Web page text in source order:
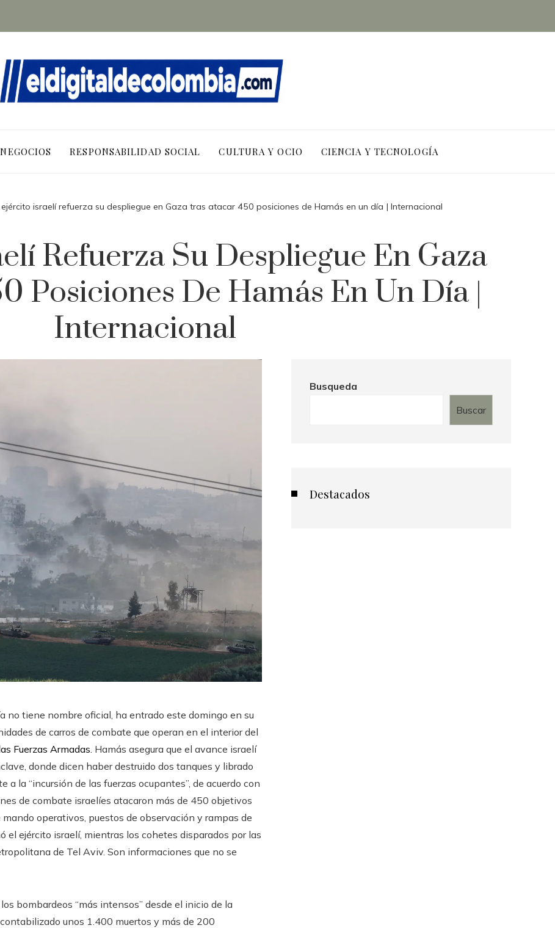
RESPONSABILIDAD SOCIAL CULTURA Y OCIO CIENCIA Y TECNOLOGÍA
ejército israelí refuerza su despliegue en Gaza tras atacar 450 posiciones de Hamás en un día | Internacional
Refuerza Su Despliegue En Gaza
Posiciones De Hamás En Un Día |
Internacional
no tiene nombre oficial, ha entrado este domingo en su
de carros de combate que operan en el interior del
Fuerzas Armadas. Hamás asegura que el avance israelí
donde dicen haber destruido dos tanques y librado
la “incursión de las fuerzas ocupantes”, de acuerdo con
de combate israelíes atacaron más de 450 objetivos
operativos, puestos de observación y rampas de
ejército israelí, mientras los cohetes disparados por las
de Tel Aviv. Son informaciones que no se
bombardeos “más intensos” desde el inicio de la
unos 1.400 muertos y más de 200
Busqueda
Buscar
Destacados